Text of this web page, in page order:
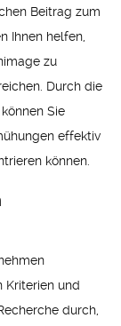
Beitrag zum
Ihnen helfen,
zu
Durch die
Sie
effektiv
können.
Kriterien und
durch,